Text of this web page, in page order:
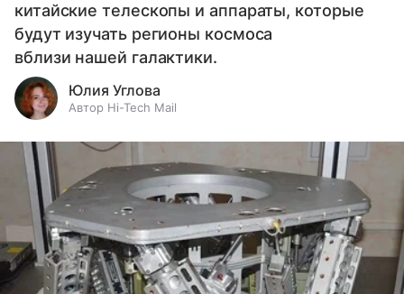
китайские телескопы и аппараты, которые
будут изучать регионы космоса
вблизи нашей галактики.
Юлия Углова
Автор Hi-Tech Mail